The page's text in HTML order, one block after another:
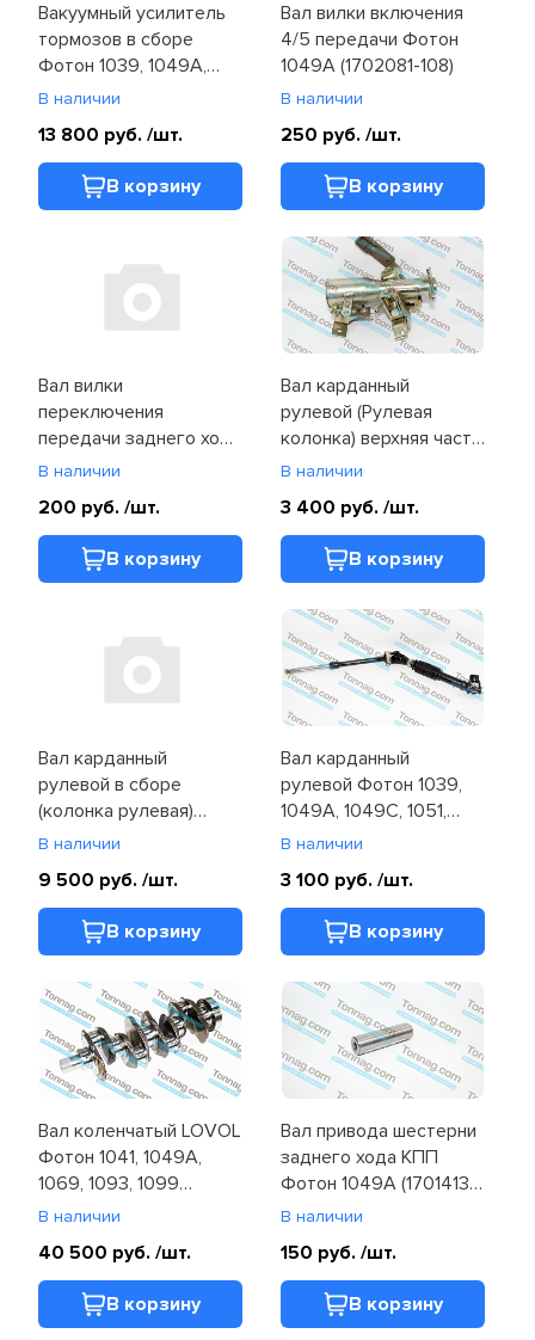
Вакуумный усилитель
тормозов в сборе
Фотон 1039, 1049A,
1049C
В наличии
13 800 руб. /шт.
В корзину
Вал вилки включения
4/5 передачи Фотон
1049A (1702081-108)
В наличии
250 руб. /шт.
В корзину
Вал вилки
переключения
передачи заднего хода
Фотон 1041, 1049A
В наличии
200 руб. /шт.
В корзину
Вал карданный
рулевой (Рулевая
колонка) верхняя часть
Фотон 1039, 1041,
(1104934200150)
В наличии
3 400 руб. /шт.
В корзину
Вал карданный
рулевой в сборе
(колонка рулевая)
Фотон 1031, 1039, 1041,
(1104934200102)
В наличии
9 500 руб. /шт.
В корзину
Вал карданный
рулевой Фотон 1039,
1049A, 1049C, 1051,
1061, 1069
В наличии
3 100 руб. /шт.
В корзину
Вал коленчатый LOVOL
Фотон 1041, 1049A,
1069, 1093, 1099
(T31315681)
В наличии
40 500 руб. /шт.
В корзину
Вал привода шестерни
заднего хода КПП
Фотон 1049A (1701413-
108)
В наличии
150 руб. /шт.
В корзину